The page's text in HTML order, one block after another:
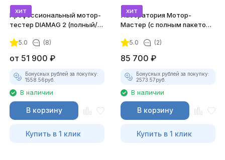
хит
Профессиональный мотор-
тестер DIAMAG 2 (полный/
5.0 (8)
от 51 900 ₽
Бонусных рублей за покупку:
1558.56руб.
В наличии
В корзину
Купить в 1 клик
хит
Лаборатория Мотор-
Мастер (с полным пакетом
5.0 (2)
85 700 ₽
Бонусных рублей за покупку:
2573.57руб.
В наличии
В корзину
Купить в 1 клик